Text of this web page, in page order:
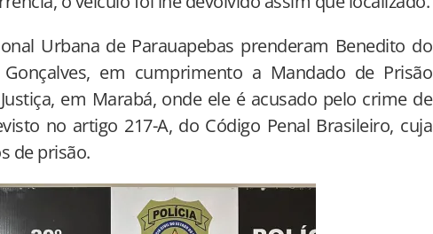
Urbana de Parauapebas prenderam Benedito do
em cumprimento a Mandado de Prisão
em Marabá, onde ele é acusado pelo crime de
no artigo 217-A, do Código Penal Brasileiro, cuja
de prisão.